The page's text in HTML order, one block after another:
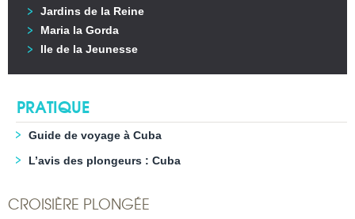
Jardins de la Reine
Maria la Gorda
Ile de la Jeunesse
PRATIQUE
Guide de voyage à Cuba
L’avis des plongeurs : Cuba
CROISIÈRE PLONGÉE